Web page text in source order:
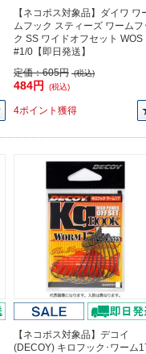
【ネコポス対象品】ダイワ ワ
ムフック スティーズ ワームフ
ク SS ワイドオフセット WOS
#1/0【即日発送】
定価：605円 (税込)
484円 (税込)
4ポイント獲得
【ネコポス対象品】デコイ
(DECOY) キロフック･ワーム